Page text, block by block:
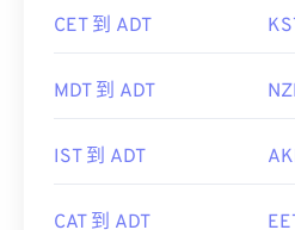
CET 到 ADT
MDT 到 ADT
IST 到 ADT
CAT 到 ADT